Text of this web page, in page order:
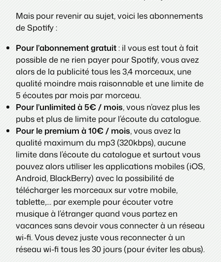
Mais pour revenir au sujet, voici les abonnements
de Spotify :
Pour l’abonnement gratuit: il vous est tout à fait
possible de ne rien payer pour Spotify, vous avez
alors de la publicité tous les 3,4 morceaux, une
qualité moindre mais raisonnable et une limite de
5 écoutes par mois par morceau.
Pour l’unlimited à 5€ / mois, vous n’avez plus les
pubs et plus de limite pour l’écoute du catalogue.
Pour le premium à 10€ / mois, vous avez la
qualité maximum du mp3 (320kbps), aucune
limite dans l’écoute du catalogue et surtout vous
pouvez alors utiliser les applications mobiles (iOS,
Android, BlackBerry) avec la possibilité de
télécharger les morceaux sur votre mobile,
tablette,… par exemple pour écouter votre
musique à l’étranger quand vous partez en
vacances sans devoir vous connecter à un réseau
wi-fi. Vous devez juste vous reconnecter à un
réseau wi-fi tous les 30 jours (pour éviter les abus).